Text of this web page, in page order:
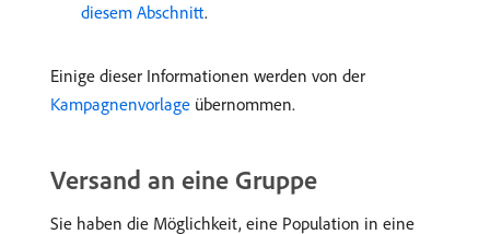
diesem Abschnitt.
Einige dieser Informationen werden von der
Kampagnenvorlage übernommen.
Versand an eine Gruppe
Sie haben die Möglichkeit, eine Population in eine